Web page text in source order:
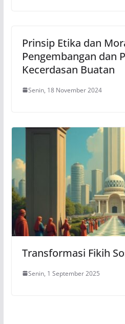
Prinsip Etika dan
Pengembangan dan
Kecerdasan Buatan
Senin, 18 November 2024
Transformasi Fikih
Senin, 1 September 2025